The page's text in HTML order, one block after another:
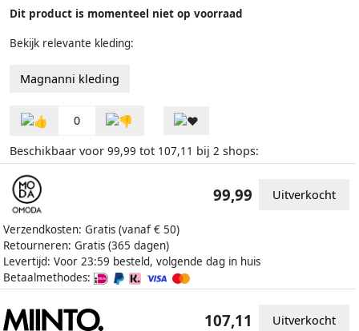
Dit product is momenteel niet op voorraad
Bekijk relevante kleding:
Magnanni kleding
0
Beschikbaar voor 99,99 tot 107,11 bij 2 shops:
Verzendkosten: Gratis (vanaf € 50)
Retourneren: Gratis (365 dagen)
Levertijd: Voor 23:59 besteld, volgende dag in huis
Betaalmethodes:
99,99 Uitverkocht
107,11 Uitverkocht